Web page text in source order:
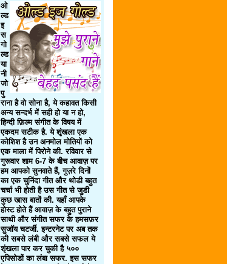
ओ
ल्ड
इ
स
गो
ल्ड
या
नी
जो
पु
राना है वो सोना है, ये कहावत किसी
अन्य सन्दर्भ में सही हो या न हो,
हिन्दी फ़िल्म संगीत के विषय में
एकदम सटीक है. ये शृंखला एक
कोशिश है उन अनमोल मोतियों को
एक माला में पिरोने की. रविवार से
गुरूवार शाम 6-7 के बीच आवाज़ पर
हम आपको सुनवाते हैं, गुज़रे दिनों
का एक चुनिंदा गीत और थोडी बहुत
चर्चा भी होती है उस गीत से जुडी
कुछ खास बातों की. यहाँ आपके
होस्ट होते हैं आवाज़ के बहुत पुराने
साथी और संगीत सफर के हमसफ़र
सुजॉय चटर्जी. इन्टरनेट पर अब तक
की सबसे लंबी और सबसे सफल ये
शृंखला पार कर चुकी है ५००
एपिसोडों का लंबा सफर. इस सफर